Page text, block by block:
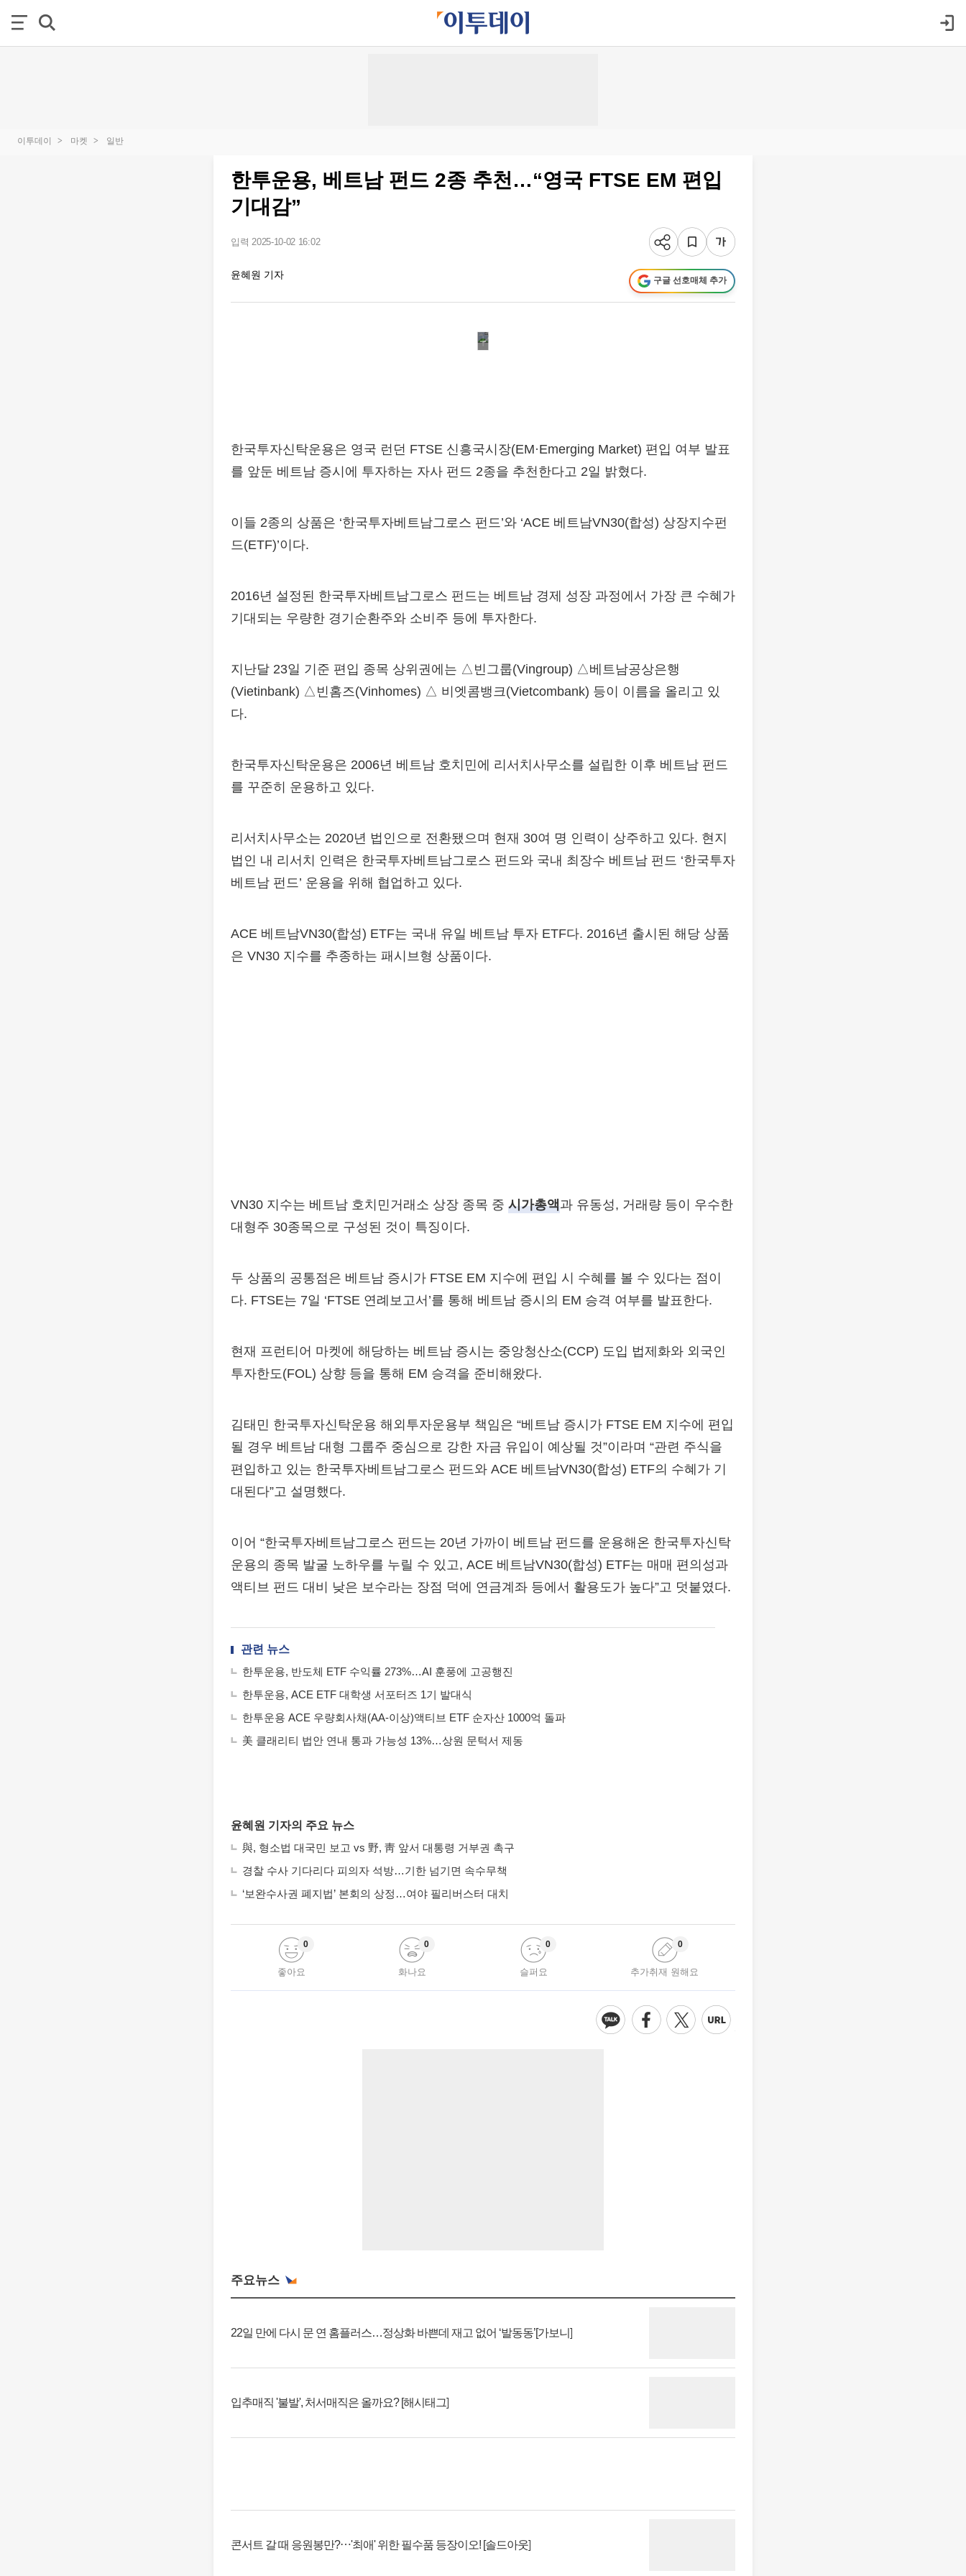
이투데이 마켓 일반
한투운용, 베트남 펀드 2종 추천…“영국 FTSE EM 편입
기대감”
입력 2025-10-02 16:02
윤혜원 기자 구글 선호매체 추가
한국투자신탁운용은 영국 런던 FTSE 신흥국시장(EM·Emerging Market) 편입 여부 발표
를 앞둔 베트남 증시에 투자하는 자사 펀드 2종을 추천한다고 2일 밝혔다.
이들 2종의 상품은 ‘한국투자베트남그로스 펀드’와 ‘ACE 베트남VN30(합성) 상장지수펀
드(ETF)’이다.
2016년 설정된 한국투자베트남그로스 펀드는 베트남 경제 성장 과정에서 가장 큰 수혜가
기대되는 우량한 경기순환주와 소비주 등에 투자한다.
지난달 23일 기준 편입 종목 상위권에는 △빈그룹(Vingroup) △베트남공상은행
(Vietinbank) △빈홈즈(Vinhomes) △ 비엣콤뱅크(Vietcombank) 등이 이름을 올리고 있
다.
한국투자신탁운용은 2006년 베트남 호치민에 리서치사무소를 설립한 이후 베트남 펀드
를 꾸준히 운용하고 있다.
리서치사무소는 2020년 법인으로 전환됐으며 현재 30여 명 인력이 상주하고 있다. 현지
법인 내 리서치 인력은 한국투자베트남그로스 펀드와 국내 최장수 베트남 펀드 ‘한국투자
베트남 펀드’ 운용을 위해 협업하고 있다.
ACE 베트남VN30(합성) ETF는 국내 유일 베트남 투자 ETF다. 2016년 출시된 해당 상품
은 VN30 지수를 추종하는 패시브형 상품이다.
VN30 지수는 베트남 호치민거래소 상장 종목 중 시가총액과 유동성, 거래량 등이 우수한
대형주 30종목으로 구성된 것이 특징이다.
두 상품의 공통점은 베트남 증시가 FTSE EM 지수에 편입 시 수혜를 볼 수 있다는 점이
다. FTSE는 7일 ‘FTSE 연례보고서’를 통해 베트남 증시의 EM 승격 여부를 발표한다.
현재 프런티어 마켓에 해당하는 베트남 증시는 중앙청산소(CCP) 도입 법제화와 외국인
투자한도(FOL) 상향 등을 통해 EM 승격을 준비해왔다.
김태민 한국투자신탁운용 해외투자운용부 책임은 “베트남 증시가 FTSE EM 지수에 편입
될 경우 베트남 대형 그룹주 중심으로 강한 자금 유입이 예상될 것”이라며 “관련 주식을
편입하고 있는 한국투자베트남그로스 펀드와 ACE 베트남VN30(합성) ETF의 수혜가 기
대된다”고 설명했다.
이어 “한국투자베트남그로스 펀드는 20년 가까이 베트남 펀드를 운용해온 한국투자신탁
운용의 종목 발굴 노하우를 누릴 수 있고, ACE 베트남VN30(합성) ETF는 매매 편의성과
액티브 펀드 대비 낮은 보수라는 장점 덕에 연금계좌 등에서 활용도가 높다”고 덧붙였다.
관련 뉴스
한투운용, 반도체 ETF 수익률 273%…AI 훈풍에 고공행진
한투운용, ACE ETF 대학생 서포터즈 1기 발대식
한투운용 ACE 우량회사채(AA-이상)액티브 ETF 순자산 1000억 돌파
美 클래리티 법안 연내 통과 가능성 13%…상원 문턱서 제동
윤혜원 기자의 주요 뉴스
與, 형소법 대국민 보고 vs 野, 靑 앞서 대통령 거부권 촉구
경찰 수사 기다리다 피의자 석방…기한 넘기면 속수무책
‘보완수사권 폐지법’ 본회의 상정…여야 필리버스터 대치
좋아요
0
화나요
0
슬퍼요
0
추가취재 원해요
0
주요뉴스
22일 만에 다시 문 연 홈플러스…정상화 바쁜데 재고 없어 ‘발동동’[가보니]
입추매직 '불발', 처서매직은 올까요? [해시태그]
콘서트 갈 때 응원봉만?⋯'최애' 위한 필수품 등장이오! [솔드아웃]